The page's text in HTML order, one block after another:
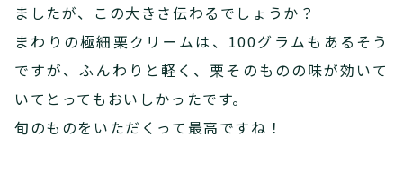
ましたが、この大きさ伝わるでしょうか？
まわりの極細栗クリームは、100グラムもあるそう
ですが、ふんわりと軽く、栗そのものの味が効いて
いてとってもおいしかったです。
旬のものをいただくって最高ですね！